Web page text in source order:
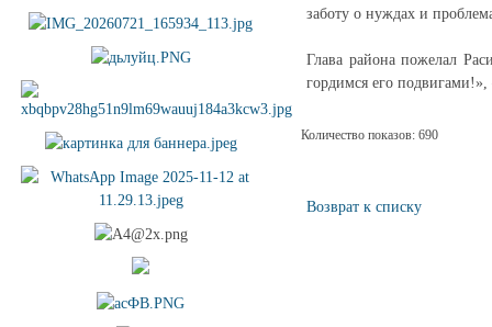
заботу о нуждах и
Глава района пожелал
гордимся его
Количество показов: 690
Возврат к списку